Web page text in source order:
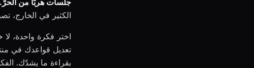
جلسات هربًا من الحرّ.
الكثير في الخارج،
اختر فكرة واحدة،
تعديل قواعدك في
بقراءة ما يشدّك.